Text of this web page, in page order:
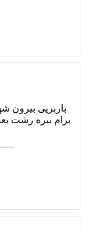
باربریی بیرون
برام ببره رشت